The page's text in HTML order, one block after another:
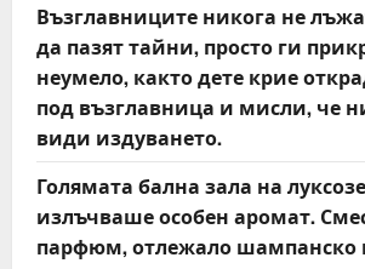
Възглавниците никога не
да пазят тайни, просто ги
неумело, както дете крие
под възглавница и мисли, че
види издуването.
Голямата бална зала на
излъчваше особен аромат.
парфюм, отлежало шампанско